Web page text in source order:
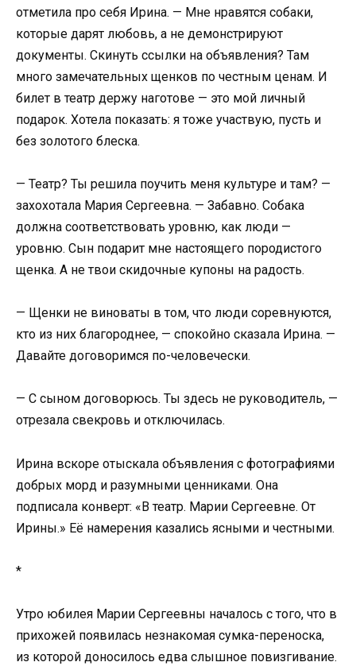
отметила про себя Ирина. — Мне нравятся собаки,
которые дарят любовь, а не демонстрируют
документы. Скинуть ссылки на объявления? Там
много замечательных щенков по честным ценам. И
билет в театр держу наготове — это мой личный
подарок. Хотела показать: я тоже участвую, пусть и
без золотого блеска.
— Театр? Ты решила поучить меня культуре и там? —
захохотала Мария Сергеевна. — Забавно. Собака
должна соответствовать уровню, как люди —
уровню. Сын подарит мне настоящего породистого
щенка. А не твои скидочные купоны на радость.
— Щенки не виноваты в том, что люди соревнуются,
кто из них благороднее, — спокойно сказала Ирина. —
Давайте договоримся по-человечески.
— С сыном договорюсь. Ты здесь не руководитель, —
отрезала свекровь и отключилась.
Ирина вскоре отыскала объявления с фотографиями
добрых морд и разумными ценниками. Она
подписала конверт: «В театр. Марии Сергеевне. От
Ирины.» Её намерения казались ясными и честными.
*
Утро юбилея Марии Сергеевны началось с того, что в
прихожей появилась незнакомая сумка-переноска,
из которой доносилось едва слышное повизгивание.